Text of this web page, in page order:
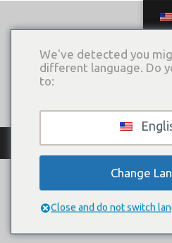
КАТАЛОГ
We've detected you
different language. Do
to:
Change
Close and do not switch